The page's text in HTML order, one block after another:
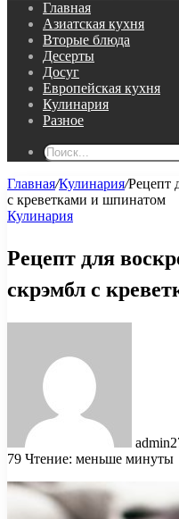
Главная
Азиатская кухня
Вторые блюда
Десерты
Досуг
Европейская кухня
Кулинария
Разное
Главная/Кулинария/Рецепт
с креветками и шпинатом
Кулинария
Рецепт для
скрэмбл с
admin
79 Чтение: меньше минуты